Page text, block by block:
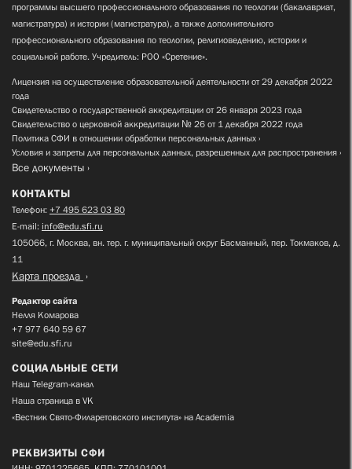
программы высшего профессионального образования по теологии (бакалавриат,
магистратура) и истории (магистратура), а также дополнительного
профессионального образования по теологии, религиоведению, истории и
социальной работе. Учредитель: РОО «Сретение».
Лицензия на осуществление образовательной деятельности от 29 декабря 2022
года
Свидетельство о государственной аккредитации от 26 января 2023 года
Свидетельство о церковной аккредитации № 26 от 1 декабря 2022 года
Политика СФИ в отношении обработки персональных данных
Условия и запреты для персональных данных, разрешенных для распространения
Все документы
КОНТАКТЫ
Телефон: +7 495 623 03 80
E-mail: info@edu.sfi.ru
105066, г. Москва, вн. тер. г. муниципальный округ Басманный, пер. Токмаков, д.
11
Карта проезда
Редактор сайта
Нелля Комарова
+7 977 640 59 67
site@edu.sfi.ru
СОЦИАЛЬНЫЕ СЕТИ
Наш Telegram-канал
Наша страница в VK
«Вестник Свято-Филаретовского института» на Academia
РЕКВИЗИТЫ СФИ